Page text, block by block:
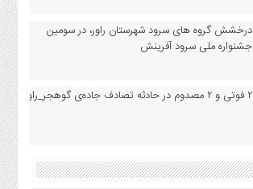
درخشش گروه های سرود شهرستان را‌ور، در سومین
جشنواره ملی سرود آفرینش
۲ فوتی و ۲ مصدوم در حادثه تصادف جاده‌ی گوهجر_راور